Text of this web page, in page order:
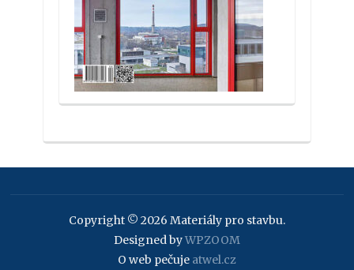
Copyright © 2026 Materiály pro stavbu.
Designed byWPZOOM
O web pečuje atwel.cz